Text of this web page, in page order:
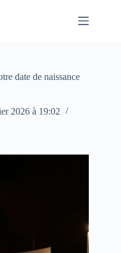
date de naissance
2026 à 19:02